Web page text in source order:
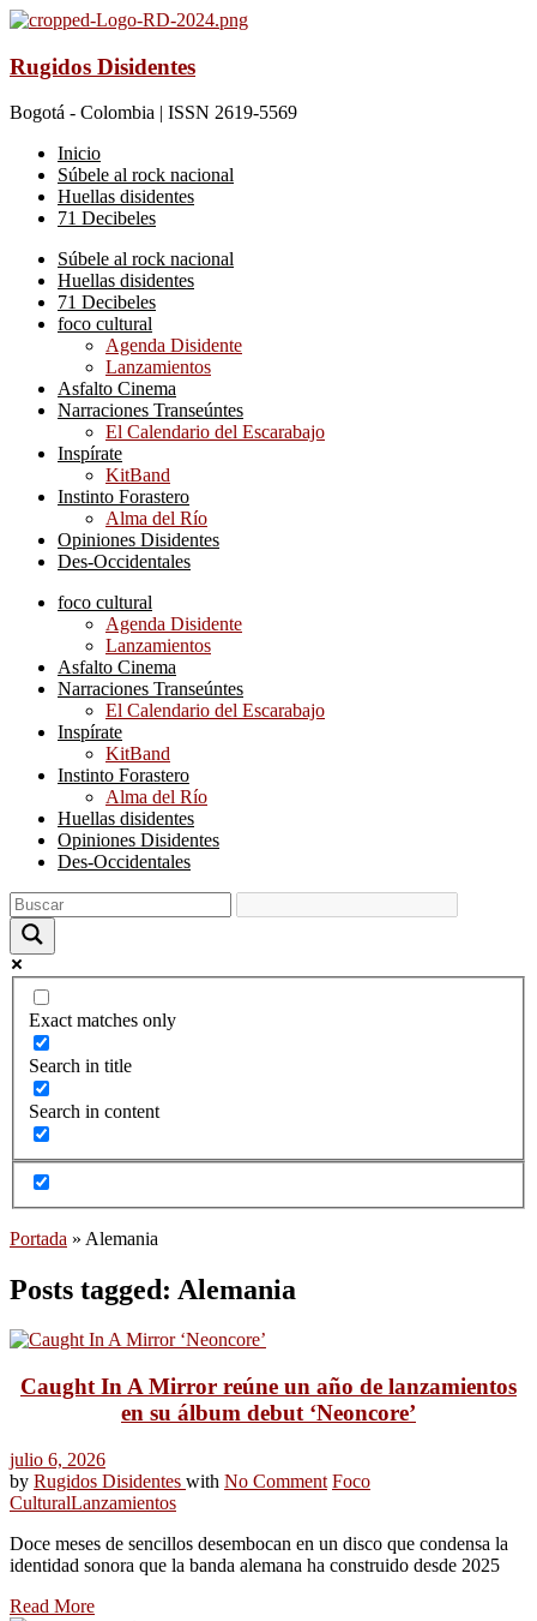
Rugidos Disidentes
Bogotá - Colombia | ISSN 2619-5569
Inicio
Súbele al rock nacional
Huellas disidentes
71 Decibeles
Súbele al rock nacional
Huellas disidentes
71 Decibeles
foco cultural
Agenda Disidente
Lanzamientos
Asfalto Cinema
Narraciones Transeúntes
El Calendario del Escarabajo
Inspírate
KitBand
Instinto Forastero
Alma del Río
Opiniones Disidentes
Des-Occidentales
foco cultural
Agenda Disidente
Lanzamientos
Asfalto Cinema
Narraciones Transeúntes
El Calendario del Escarabajo
Inspírate
KitBand
Instinto Forastero
Alma del Río
Huellas disidentes
Opiniones Disidentes
Des-Occidentales
Exact matches only
Search in title
Search in content
Portada » Alemania
Posts tagged: Alemania
Caught In A Mirror reúne un año de lanzamientos
en su álbum debut ‘Neoncore’
julio 6, 2026
by Rugidos Disidentes with No Comment Foco
CulturalLanzamientos
Doce meses de sencillos desembocan en un disco que condensa la
identidad sonora que la banda alemana ha construido desde 2025
Read More